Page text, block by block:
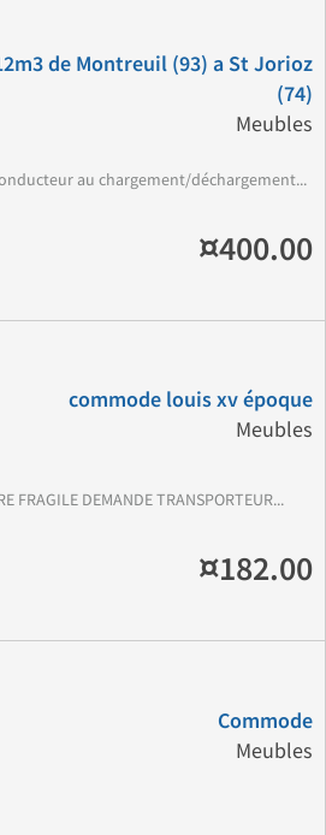
de Montreuil (93) a St Jorioz
(74)
Meubles
au chargement/déchargement...
¤400.00
commode louis xv époque
Meubles
FRAGILE DEMANDE TRANSPORTEUR...
¤182.00
Commode
Meubles